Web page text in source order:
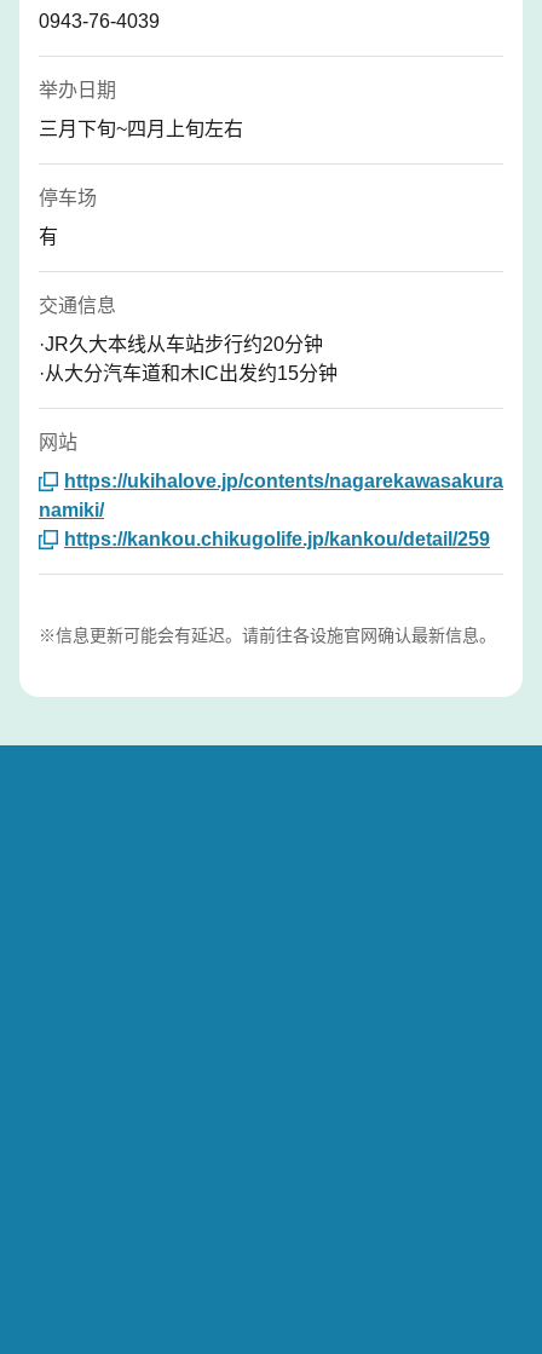
0943-76-4039
举办日期
三月下旬~四月上旬左右
停车场
有
交通信息
·JR久大本线从车站步行约20分钟
·从大分汽车道和木IC出发约15分钟
网站
https://ukihalove.jp/contents/nagarekawasakura
namiki/
https://kankou.chikugolife.jp/kankou/detail/259
※信息更新可能会有延迟。请前往各设施官网确认最新信息。